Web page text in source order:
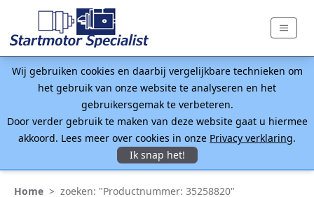
Wij gebruiken cookies en daarbij vergelijkbare technieken om
het gebruik van onze website te analyseren en het
gebruikersgemak te verbeteren.
Door verder gebruik te maken van deze website gaat u hiermee
akkoord. Lees meer over cookies in onze Privacy verklaring.
Ik snap het!
Home > zoeken: "Productnummer: 35258820"